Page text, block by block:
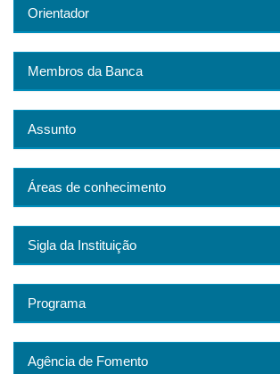
Orientador
Membros da Banca
Assunto
Áreas de conhecimento
Sigla da Instituição
Programa
Agência de Fomento